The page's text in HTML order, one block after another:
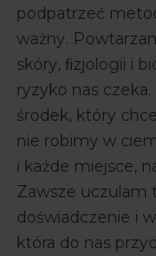
podpatrzeć
ważny.
skóry, ﬁzjologii i
ryzyko nas
środek, który
nie robimy w
i każde miejsce,
Zawsze uczulam
doświadczenie i
która do nas